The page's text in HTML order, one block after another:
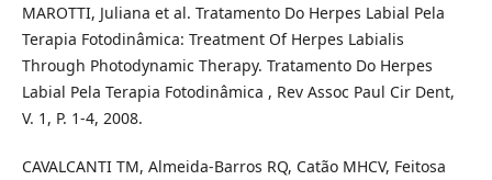
MAROTTI, Juliana et al. Tratamento Do Herpes Labial Pela
Terapia Fotodinâmica: Treatment Of Herpes Labialis
Through Photodynamic Therapy. Tratamento Do Herpes
Labial Pela Terapia Fotodinâmica , Rev Assoc Paul Cir Dent,
V. 1, P. 1-4, 2008.
CAVALCANTI TM, Almeida-Barros RQ, Catão MHCV, Feitosa